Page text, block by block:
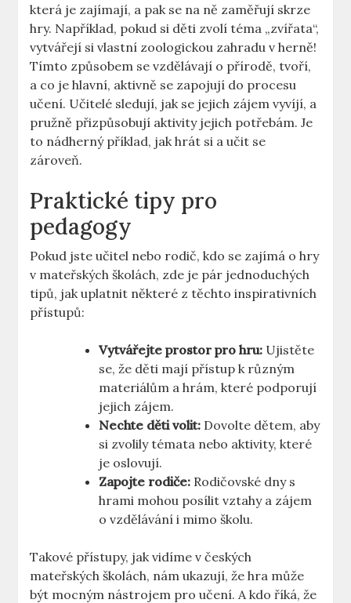
která je zajímají, a pak se na ně zaměřují skrze
hry. Například, pokud si děti zvolí téma „zvířata“,
vytvářejí si vlastní zoologickou zahradu v herně!
Tímto způsobem se vzdělávají o přírodě, tvoří,
a co je hlavní, aktivně se zapojují do procesu
učení. Učitelé sledují, jak se jejich zájem vyvíjí, a
pružně přizpůsobují aktivity jejich potřebám. Je
to nádherný příklad, jak hrát si a učit se
zároveň.
Praktické tipy pro
pedagogy
Pokud jste učitel nebo rodič, kdo se zajímá o hry
v mateřských školách, zde je pár jednoduchých
tipů, jak uplatnit některé z těchto inspirativních
přístupů:
Vytvářejte prostor pro hru: Ujistěte
se, že děti mají přístup k různým
materiálům a hrám, které podporují
jejich zájem.
Nechte děti volit: Dovolte dětem, aby
si zvolily témata nebo aktivity, které
je oslovují.
Zapojte rodiče: Rodičovské dny s
hrami mohou posílit vztahy a zájem
o vzdělávání i mimo školu.
Takové přístupy, jak vidíme v českých
mateřských školách, nám ukazují, že hra může
být mocným nástrojem pro učení. A kdo říká, že